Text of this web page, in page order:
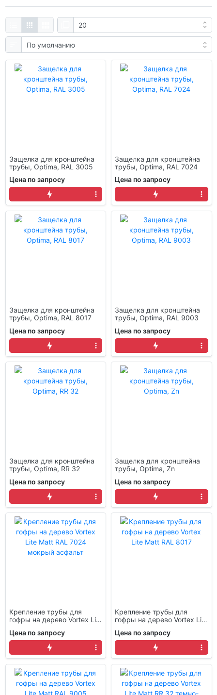
Защелка для кронштейна
трубы, Optima, RAL 3005
Цена по запросу
Защелка для кронштейна
трубы, Optima, RAL 7024
Цена по запросу
Защелка для кронштейна
трубы, Optima, RAL 8017
Цена по запросу
Защелка для кронштейна
трубы, Optima, RAL 9003
Цена по запросу
Защелка для кронштейна
трубы, Optima, RR 32
Цена по запросу
Защелка для кронштейна
трубы, Optima, Zn
Цена по запросу
Крепление трубы для
гофры на дерево Vortex Lite
асфальт
Цена по запросу
Крепление трубы для
гофры на дерево Vortex Lite
Цена по запросу